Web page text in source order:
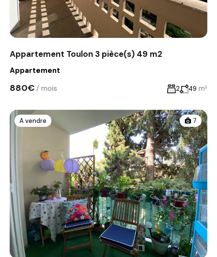
Appartement Toulon 3 pièce(s) 49 m2
Appartement
880€ / mois 2 49 m²
A vendre 7